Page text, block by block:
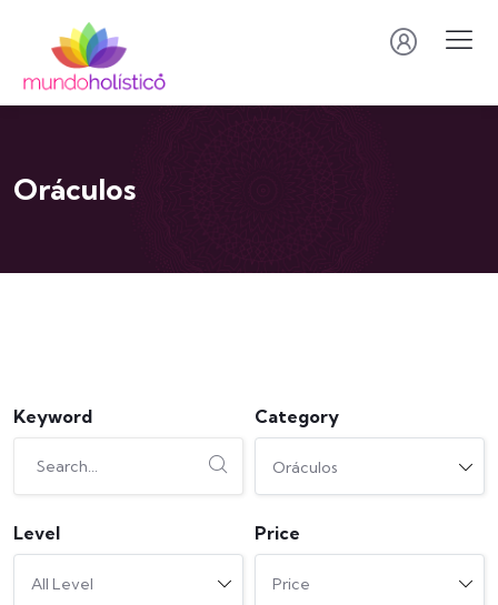
Oráculos
Keyword Category
Oráculos
Level
All Level
Price
Price